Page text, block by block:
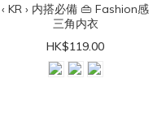
‹ KR › 内搭必備 👜 Fashion感
三角内衣
HK$119.00